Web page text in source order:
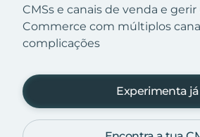
CMSs e canais de venda e
Commerce com múltiplos
complicações
Experimenta já